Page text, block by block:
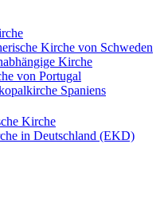
Kirche von Schweden
Kirche
von Portugal
Spaniens
Kirche
in Deutschland (EKD)